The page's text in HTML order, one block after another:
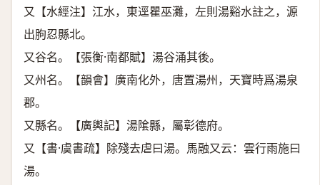
又【水經注】江水，東逕瞿巫灘，左則湯谿水註之，源
出朐忍縣北。
又谷名。【張衡·南都賦】湯谷涌其後。
又州名。【韻會】廣南化外，唐置湯州，天寶時爲湯泉
郡。
又縣名。【廣輿記】湯隂縣，屬彰德府。
又【書·虞書疏】除殘去虐曰湯。馬融又云：雲行雨施曰
湯。